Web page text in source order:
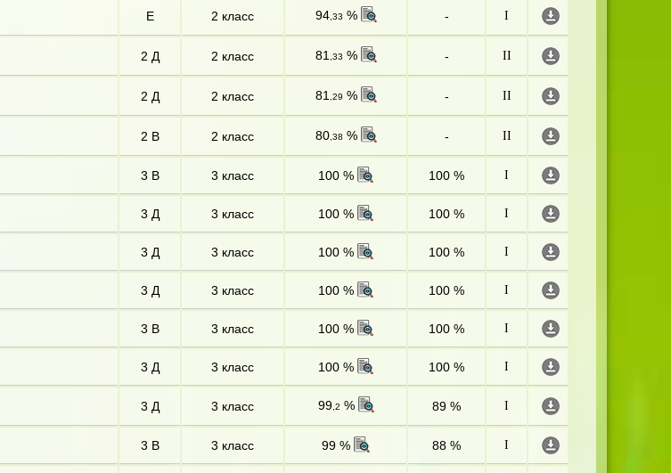
Е 2 класс 94,33 % - I
2 Д 2 класс 81 ,33 % - II
2 Д 2 класс 81 ,29 % - II
2 В 2 класс 80,38 % - II
3 В 3 класс 100 % 100 % I
3 Д 3 класс 100 % 100 % I
3 Д 3 класс 100 % 100 % I
3 Д 3 класс 100 % 100 % I
3 В 3 класс 100 % 100 % I
3 Д 3 класс 100 % 100 % I
3 Д 3 класс 99,2 % 89 % I
3 В 3 класс 99 % 88 % I